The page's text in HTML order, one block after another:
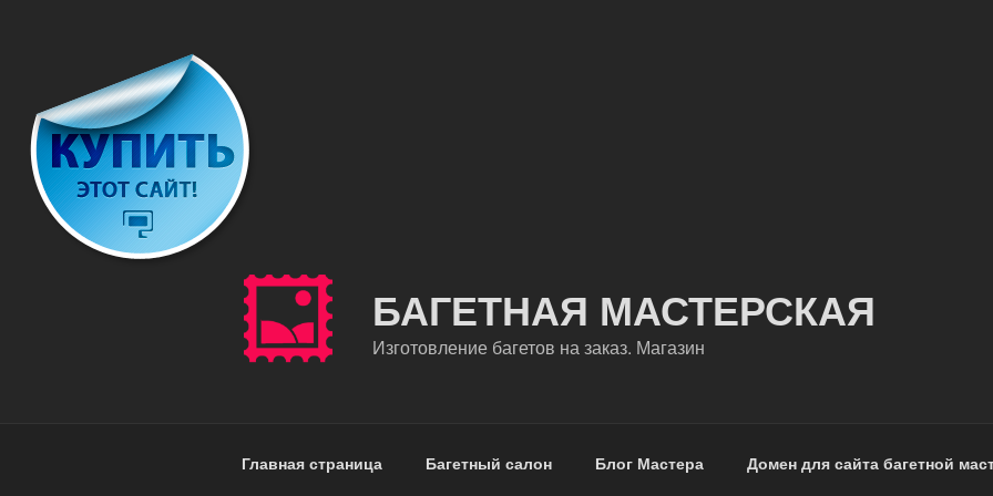
БАГЕТНАЯ МАСТЕРСКАЯ
Изготовление багетов на заказ. Магазин
Главная страница Багетный салон Блог Мастера Домен для сайта багетной